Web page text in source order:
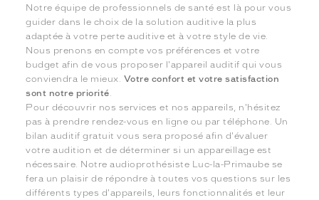
Notre équipe de professionnels de santé est là pour vous
guider dans le choix de la solution auditive la plus
adaptée à votre perte auditive et à votre style de vie.
Nous prenons en compte vos préférences et votre
budget afin de vous proposer l'appareil auditif qui vous
conviendra le mieux. Votre confort et votre satisfaction
sont notre priorité.
Pour découvrir nos services et nos appareils, n'hésitez
pas à prendre rendez-vous en ligne ou par téléphone. Un
bilan auditif gratuit vous sera proposé afin d'évaluer
votre audition et de déterminer si un appareillage est
nécessaire. Notre audioprothésiste Luc-la-Primaube se
fera un plaisir de répondre à toutes vos questions sur les
différents types d'appareils, leurs fonctionnalités et leur